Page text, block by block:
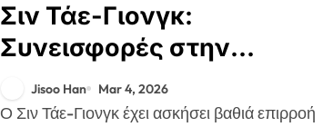
Σιν Τάε-Γιονγκ:
Συνεισφορές στην
προπονητική, επιτυχίες της
εθνικής ομάδας, επιρροή
Jisoo Han Mar 4, 2026
Ο Σιν Τάε-Γιονγκ έχει ασκήσει βαθιά επιρροή